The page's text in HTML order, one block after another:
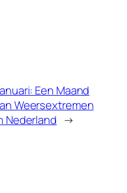
Een Maand
Weersextremen
Nederland →